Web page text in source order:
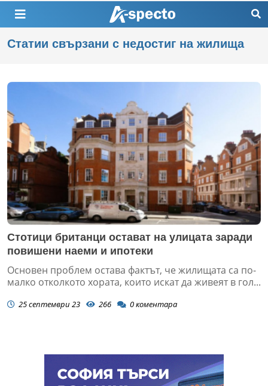
Статии свързани с недостиг на жилища
Стотици британци остават на улицата заради
повишени наеми и ипотеки
Основен проблем остава фактът, че жилищата са по-
малко отколкото хората, които искат да живеят в гол...
25 септември 23 266 0коментара